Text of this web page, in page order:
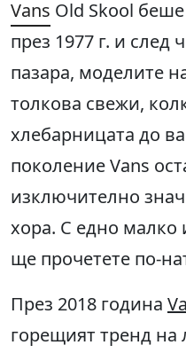
Vans Old Skool
през 1977 г. и след
пазара, моделите
толкова свежи,
хлебарницата до
поколение Vans
изключително
хора. С едно малко
ще прочетете по-
През 2018 година
горещият тренд на